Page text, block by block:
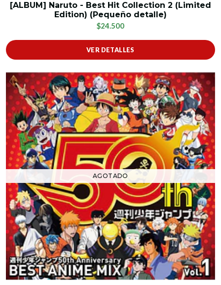
[ALBUM] Naruto - Best Hit Collection 2 (Limited
Edition) (Pequeño detalle)
$24.500
VER DETALLES
AGOTADO